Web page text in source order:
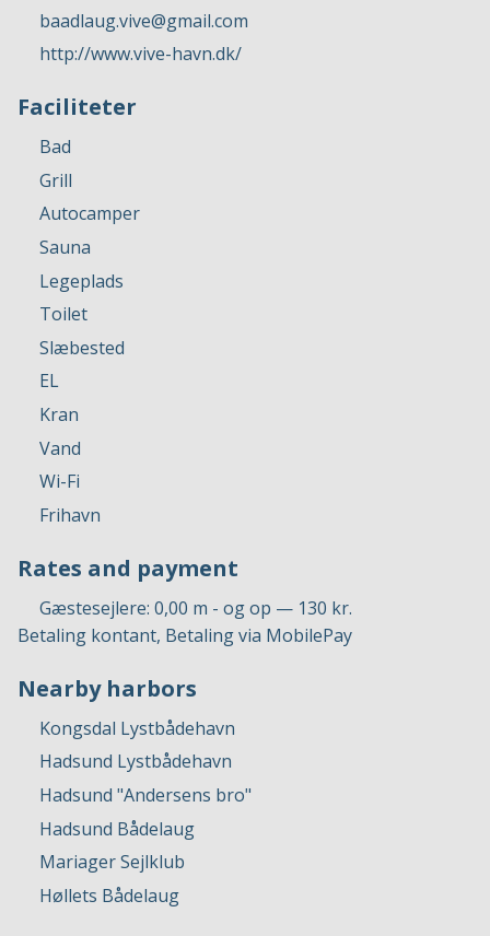
baadlaug.vive@gmail.com
http://www.vive-havn.dk/
Faciliteter
Bad
Grill
Autocamper
Sauna
Legeplads
Toilet
Slæbested
EL
Kran
Vand
Wi-Fi
Frihavn
Rates and payment
Gæstesejlere: 0,00 m - og op — 130 kr.
Betaling kontant, Betaling via MobilePay
Nearby harbors
Kongsdal Lystbådehavn
Hadsund Lystbådehavn
Hadsund "Andersens bro"
Hadsund Bådelaug
Mariager Sejlklub
Høllets ​​​Bådelaug